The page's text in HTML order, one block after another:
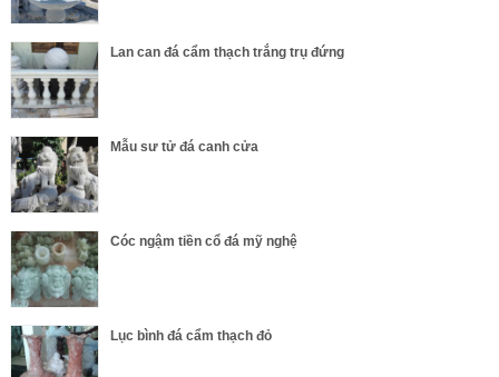
Lan can đá cẩm thạch trắng trụ đứng
Mẫu sư tử đá canh cửa
Cóc ngậm tiền cổ đá mỹ nghệ
Lục bình đá cẩm thạch đỏ